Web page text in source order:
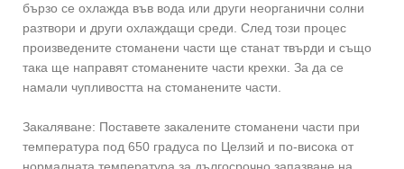
бързо се охлажда във вода или други неорганични солни
разтвори и други охлаждащи среди. След този процес
произведените стоманени части ще станат твърди и също
така ще направят стоманените части крехки. За да се
намали чупливостта на стоманените части.
Закаляване: Поставете закалените стоманени части при
температура под 650 градуса по Целзий и по-висока от